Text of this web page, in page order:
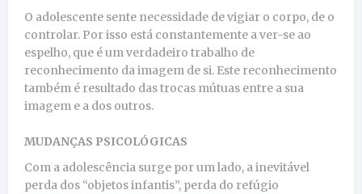
O adolescente sente necessidade de vigiar o corpo, de o
controlar. Por isso está constantemente a ver-se ao
espelho, que é um verdadeiro trabalho de
reconhecimento da imagem de si. Este reconhecimento
também é resultado das trocas mútuas entre a sua
imagem e a dos outros.
MUDANÇAS PSICOLÓGICAS
Com a adolescência surge por um lado, a inevitável
perda dos “objetos infantis”, perda do refúgio